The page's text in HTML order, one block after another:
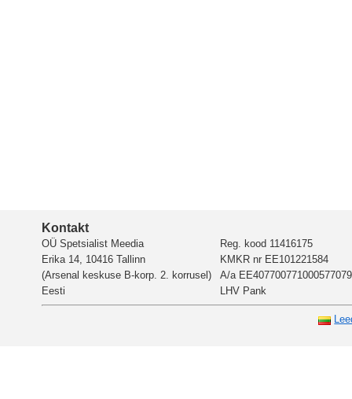
Kontakt
OÜ Spetsialist Meedia
Erika 14, 10416 Tallinn
(Arsenal keskuse B-korp. 2. korrusel)
Eesti
Reg. kood 11416175
KMKR nr EE101221584
A/a EE407700771000577079
LHV Pank